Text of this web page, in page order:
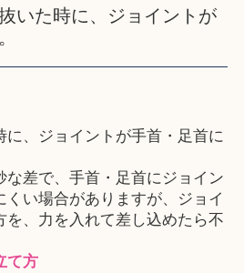
いた時に、ジョイントが
に、ジョイントが手首・足首に
な差で、手首・足首にジョイン
くい場合がありますが、ジョイ
を、力を入れて差し込めたら不
て方